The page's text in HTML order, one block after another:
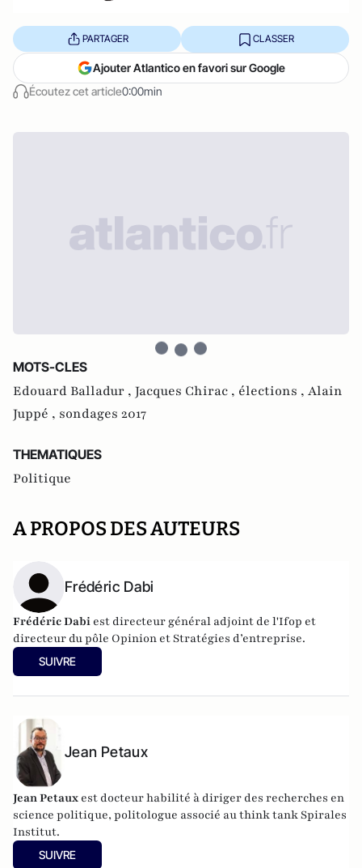
Écoutez cet article0:00min
PARTAGER CLASSER
Ajouter Atlantico en favori sur Google
MOTS-CLES
Edouard Balladur , Jacques Chirac , élections , Alain
Juppé , sondages 2017
THEMATIQUES
Politique
A PROPOS DES AUTEURS
Frédéric Dabi
Frédéric Dabi est directeur général adjoint de l'Ifop et
directeur du pôle Opinion et Stratégies d’entreprise.
SUIVRE
Jean Petaux
Jean Petaux est docteur habilité à diriger des recherches en
science politique, politologue associé au think tank Spirales
Institut.
SUIVRE